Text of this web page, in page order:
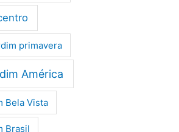
primavera
América
Bela Vista
Brasil